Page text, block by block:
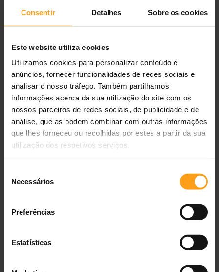
Consentir Detalhes Sobre os cookies
Este website utiliza cookies
Utilizamos cookies para personalizar conteúdo e
anúncios, fornecer funcionalidades de redes sociais e
analisar o nosso tráfego. Também partilhamos
informações acerca da sua utilização do site com os
nossos parceiros de redes sociais, de publicidade e de
análise, que as podem combinar com outras informações
que lhes forneceu ou recolhidas por estes a partir da sua
utilização dos respetivos serviços.
Necessários
Preferências
Estatísticas
30 413
40 512 451 389
Guia de alimentação (mix: seco + húmido)
Orientações de alimentação diária (mix: seco + húmido)
Peso do cão
(kg)
Magro Normal
Excesso de